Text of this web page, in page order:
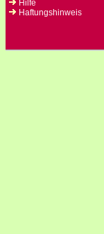
Hilfe
Haftungshinweis